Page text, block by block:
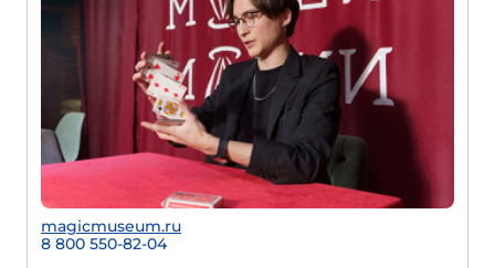
magicmuseum.ru
8 800 550-82-04